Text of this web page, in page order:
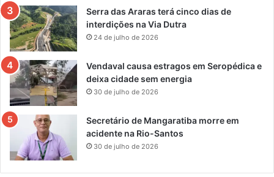
Serra das Araras terá cinco dias de
interdições na Via Dutra
24 de julho de 2026
Vendaval causa estragos em Seropédica e
deixa cidade sem energia
30 de julho de 2026
Secretário de Mangaratiba morre em
acidente na Rio-Santos
30 de julho de 2026